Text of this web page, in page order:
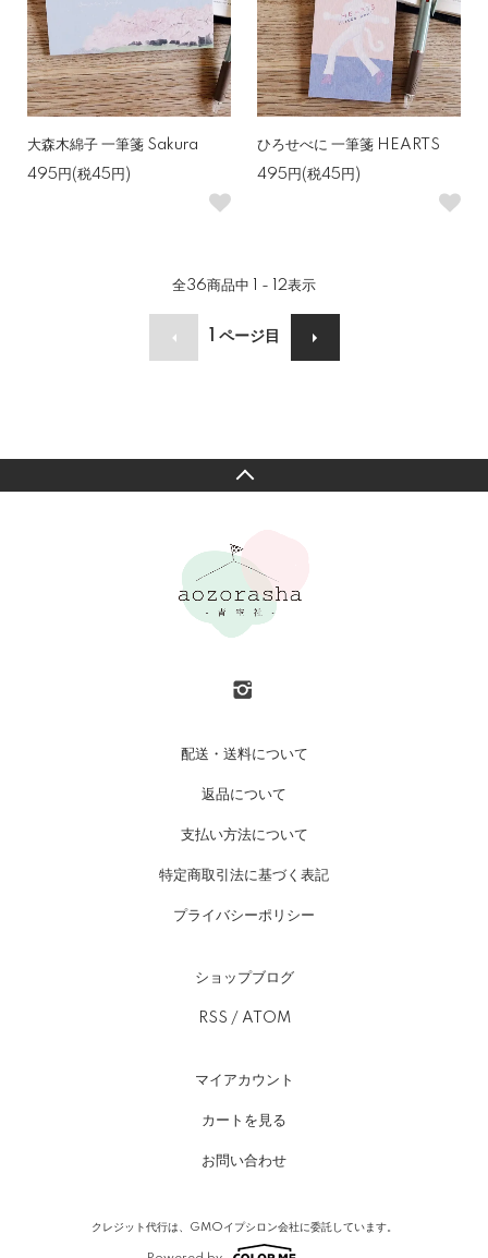
大森木綿子 一筆箋 Sakura
495円(税45円)
ひろせべに 一筆箋 HEARTS
495円(税45円)
全36商品中 1 - 12表示
ページ目
配送・送料について
返品について
支払い方法について
特定商取引法に基づく表記
プライバシーポリシー
ショップブログ
RSS / ATOM
マイアカウント
カートを見る
お問い合わせ
クレジット代行は、GMOイプシロン会社に委託しています。